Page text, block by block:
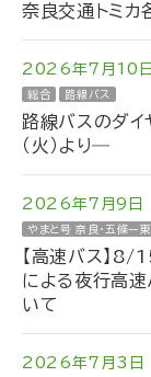
奈良交通トミカ
2026年7月10日
総合 路線バス
路線バスのダ
（火）より―
2026年7月9日
やまと号 奈良・五條ー東
【高速バス】8/
による夜行高速
いて
2026年7月3日